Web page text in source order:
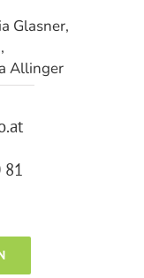
Glasner,
Allinger
81